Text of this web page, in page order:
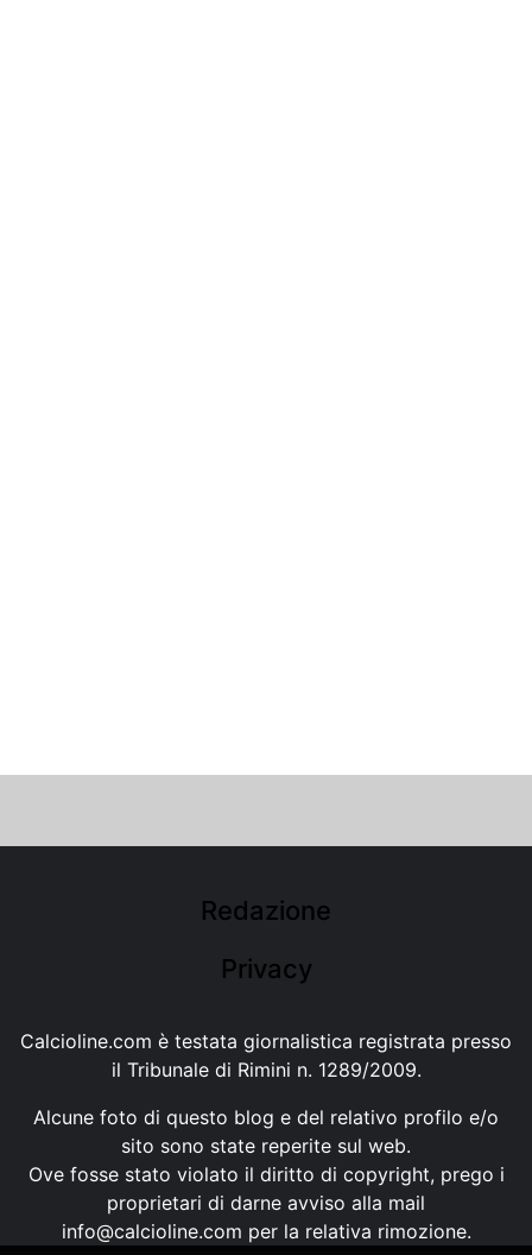
Redazione
Privacy
Calcioline.com è testata giornalistica registrata presso
il Tribunale di Rimini n. 1289/2009.
Alcune foto di questo blog e del relativo profilo e/o
sito sono state reperite sul web.
Ove fosse stato violato il diritto di copyright, prego i
proprietari di darne avviso alla mail
info@calcioline.com per la relativa rimozione.